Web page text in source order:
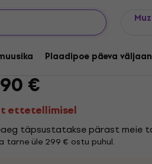
Plaadipoe päeva
Martinez -
Bardo MartinezTootekood:
€
ettetellimisel
täpsustatakse pärast meie
tarne üle 299 € ostu puhul.